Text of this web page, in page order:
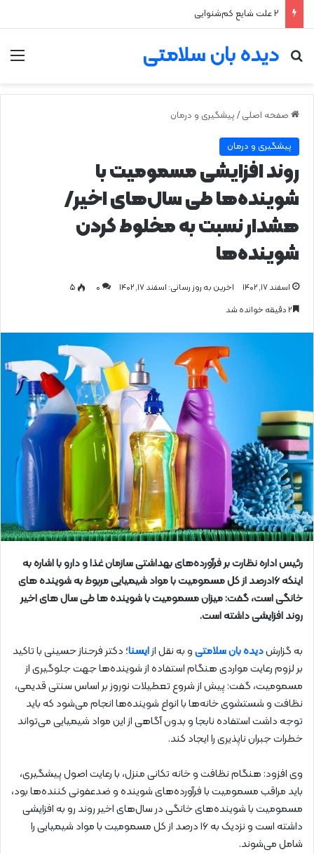
۲ علت شایع‌ کم‌شنوایی
دیده بان سلامتی
جستجو برای
صفحه اصلی / پیشگیری و درمان
پیشگیری و درمان
روند افزایشی مسمومیت با
شوینده‌ها طی سال‌های اخیر/
هشدار نسبت به مخلوط کردن
شوینده‌ها
اسفند ۱۷, ۱۴۰۲ اخرین به روز رسانی: اسفند ۱۷, ۱۴۰۲ 0
۵
رئیس اداره نظارت بر فرآورده‌های بهداشتی سازمان غذا و دارو با اشاره به
اینکه ۱۶درصد از کل مسمومیت با مواد شیمیایی مربوط به شوینده های
خانگی است، گفت: میزان مسمومیت با شوینده ها طی سال های اخیر
روند افزایشی داشته است.
به گزارشدیده بان سلامتیو به نقل ازایسنا؛ دکتر فرحناز حسینی با تاکید
بر لزوم رعایت مواردی هنگام استفاده از شوینده‌ها جهت جلوگیری از
مسمومیت، گفت: پیش از شروع تعطیلات نوروز بر اساس سنتی قدیمی،
نظافت و شستشوی خانه‌ها با انواع شوینده‌ها انجام می‌شود که باید
توجه داشت استفاده نابجا و بدون آگاهی از این مواد شیمیایی می‌تواند
خطرات جبران ناپذیری را ایجاد کند.
وی افزود: هنگام نظافت و خانه تکانی منزل، با رعایت اصول پیشگیری،
باید مراقب مسمومیت با فرآورده‌های شوینده و ضدعفونی کننده‌ها بود،
مسمومیت با شوینده‌های خانگی در سال‌های اخیر روند رو به افزایشی
داشته است و نزدیک به ۱۶ درصد از کل مسمومیت با مواد شیمیایی را
شامل می‌شوند.